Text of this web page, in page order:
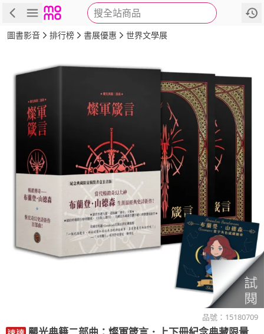
搜全站商品
商品 評價 簡介 推薦
圖書影音 排行榜 書展優惠 世界文學展
品號： 15180709